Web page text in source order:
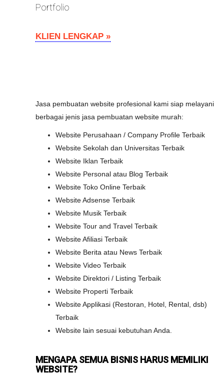
Portfolio
KLIEN LENGKAP »
Jasa pembuatan website profesional kami siap melayani
berbagai jenis jasa pembuatan website murah:
Website Perusahaan / Company Profile Terbaik
Website Sekolah dan Universitas Terbaik
Website Iklan Terbaik
Website Personal atau Blog Terbaik
Website Toko Online Terbaik
Website Adsense Terbaik
Website Musik Terbaik
Website Tour and Travel Terbaik
Website Afiliasi Terbaik
Website Berita atau News Terbaik
Website Video Terbaik
Website Direktori / Listing Terbaik
Website Properti Terbaik
Website Applikasi (Restoran, Hotel, Rental, dsb)
Terbaik
Website lain sesuai kebutuhan Anda.
MENGAPA SEMUA BISNIS HARUS MEMILIKI
WEBSITE?